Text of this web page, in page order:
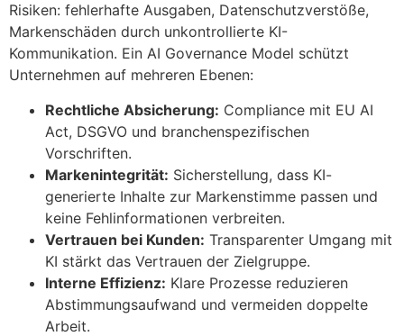
Risiken: fehlerhafte Ausgaben, Datenschutzverstöße,
Markenschäden durch unkontrollierte KI-
Kommunikation. Ein AI Governance Model schützt
Unternehmen auf mehreren Ebenen:
Rechtliche Absicherung: Compliance mit EU AI
Act, DSGVO und branchenspezifischen
Vorschriften.
Markenintegrität: Sicherstellung, dass KI-
generierte Inhalte zur Markenstimme passen und
keine Fehlinformationen verbreiten.
Vertrauen bei Kunden: Transparenter Umgang mit
KI stärkt das Vertrauen der Zielgruppe.
Interne Effizienz: Klare Prozesse reduzieren
Abstimmungsaufwand und vermeiden doppelte
Arbeit.